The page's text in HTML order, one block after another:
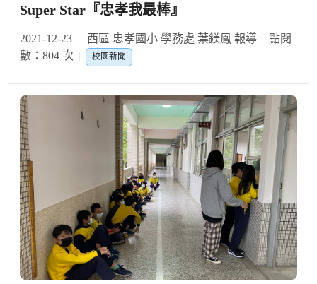
Super Star『忠孝我最棒』
2021-12-23 西區 忠孝國小 學務處 葉鎂鳳 報導
點閱
數：804 次
校園新聞